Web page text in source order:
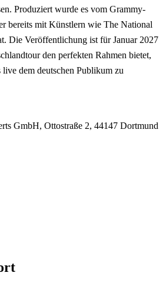
Produziert wurde es vom Grammy-
bereits mit Künstlern wie The National
Die Veröffentlichung ist für Januar 2027
den perfekten Rahmen bietet,
live dem deutschen Publikum zu
GmbH, Ottostraße 2, 44147 Dortmund